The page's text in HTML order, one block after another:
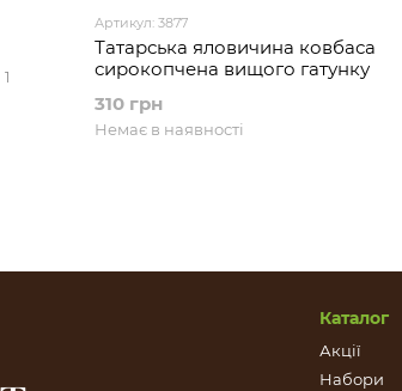
Артикул: 3877
Татарська яловичина ковбаса
сирокопчена вищого гатунку
310 грн
Немає в наявності
1
Каталог
Акції
Набори